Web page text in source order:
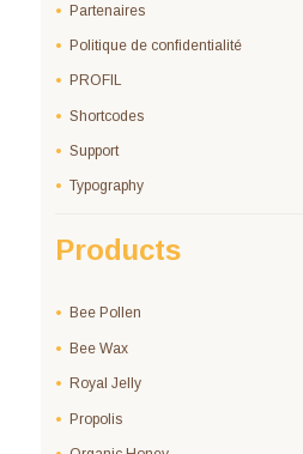
Partenaires
Politique de confidentialité
PROFIL
Shortcodes
Support
Typography
Products
Bee Pollen
Bee Wax
Royal Jelly
Propolis